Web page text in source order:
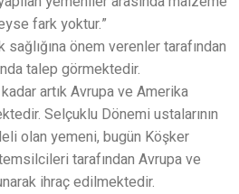
fark yoktur.”
önem verenler tarafından
talep görmektedir.
artık Avrupa ve Amerika
Selçuklu Dönemi ustalarının
olan yemeni, bugün Köşker
tarafından Avrupa ve
ihraç edilmektedir.